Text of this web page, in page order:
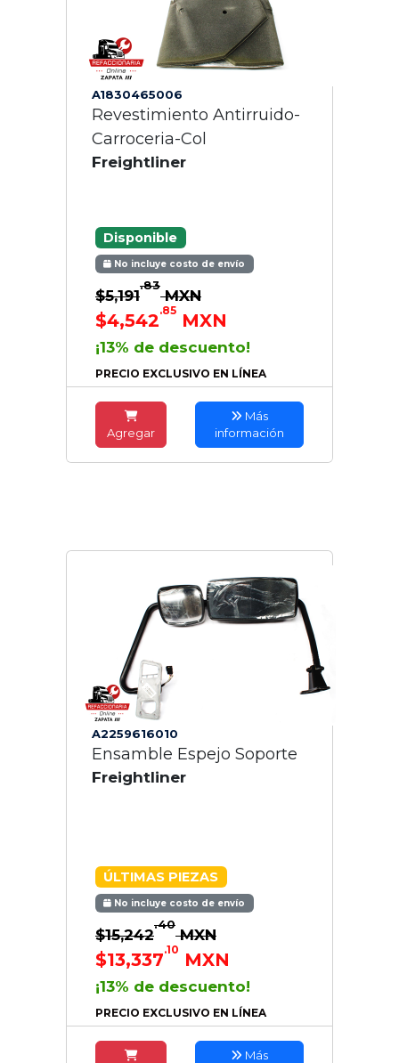
A1830465006
Revestimiento Antirruido-
Carroceria-Col
Freightliner
Disponible
No incluye costo de envío
$5,191
.83
MXN
$4,542.85 MXN
¡13% de descuento!
PRECIO EXCLUSIVO EN LÍNEA
Agregar
Más
información
A2259616010
Ensamble Espejo Soporte
Freightliner
ÚLTIMAS PIEZAS
No incluye costo de envío
$15,242
.40
MXN
$13,337.10 MXN
¡13% de descuento!
PRECIO EXCLUSIVO EN LÍNEA
Más